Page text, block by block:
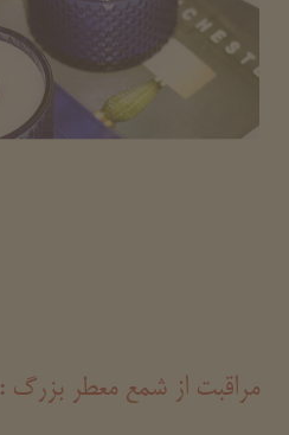
مراقبت از شمع معطر بزرگ :